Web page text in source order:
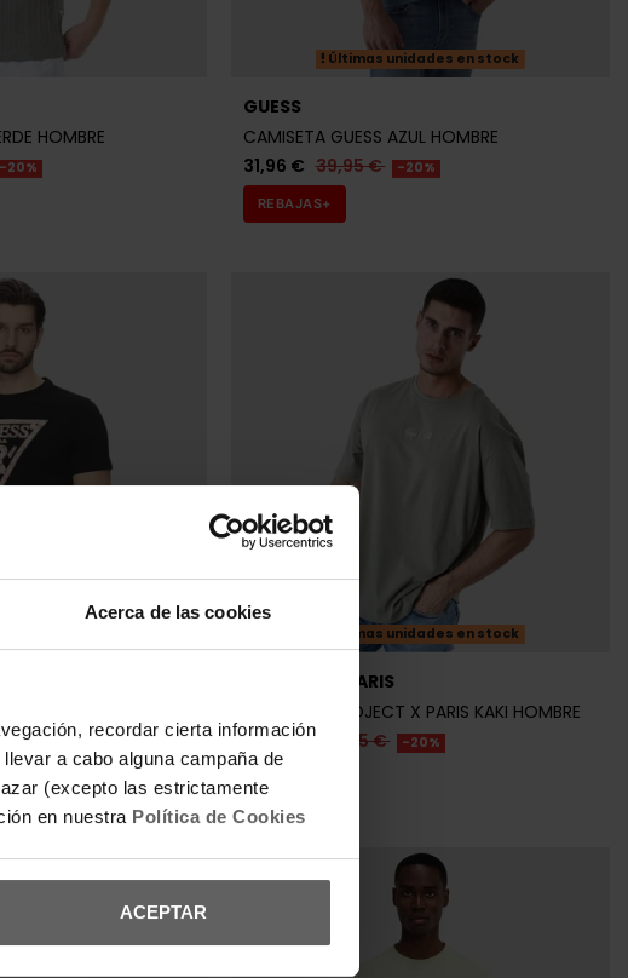
Acerca de las cookies
recordar cierta información
a cabo alguna campaña de
(excepto las estrictamente
en nuestra Política de Cookies
ACEPTAR
HOMBRE
-20%
Últimas unidades en stock
GUESS
CAMISETA GUESS AZUL HOMBRE
31,96 € 39,95 € -20%
REBAJAS+
-20%
Últimas unidades en stock
PROJECT X PARIS
CAMISETA PROJECT X PARIS KAKI HOMBRE
23,96 €
29,95 € -20%